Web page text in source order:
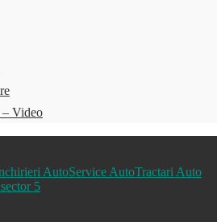
Video
AutoService AutoTractari Auto